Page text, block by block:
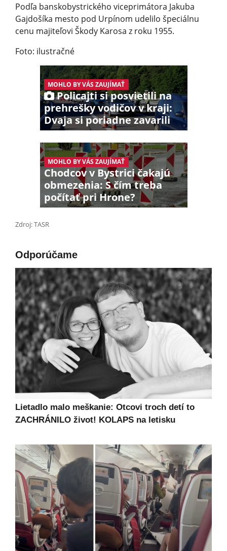
Podľa banskobystrického viceprimátora Jakuba
Gajdošíka mesto pod Urpínom udelilo špeciálnu
cenu majiteľovi Škody Karosa z roku 1955.
Foto: ilustračné
MOHLO BY VÁS ZAUJÍMAŤ
Policajti si posvietili na
prehrešky vodičov v kraji:
Dvaja si poriadne zavarili
MOHLO BY VÁS ZAUJÍMAŤ
Chodcov v Bystrici čakajú
obmezenia: S čím treba
počítať pri Hrone?
Zdroj: TASR
Odporúčame
Lietadlo malo meškanie: Otcovi troch detí to
ZACHRÁNILO život! KOLAPS na letisku